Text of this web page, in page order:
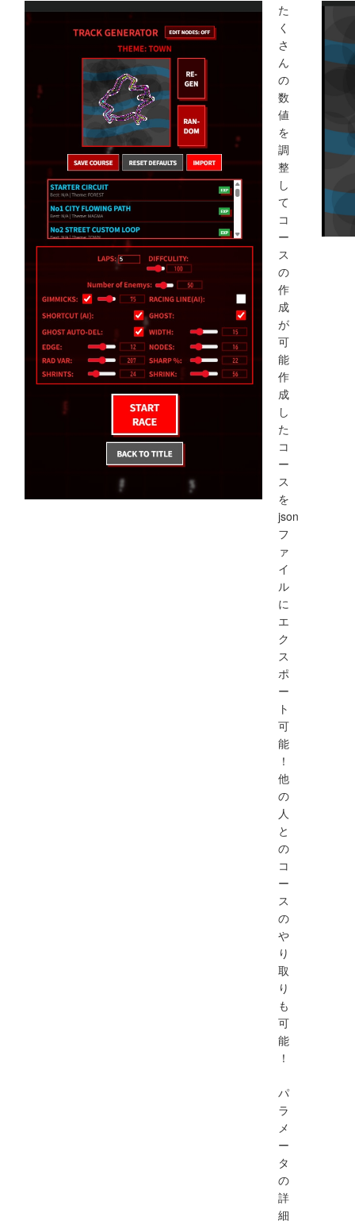
た
く
さ
ん
の
数
値
を
調
整
し
て
コ
ー
ス
の
作
成
が
可
能
作
成
し
た
コ
ー
ス
を
json
フ
ァ
イ
ル
に
エ
ク
ス
ポ
ー
ト
可
能
！
他
の
人
と
の
コ
ー
ス
の
や
り
取
り
も
可
能
！
パ
ラ
メ
ー
タ
の
詳
細